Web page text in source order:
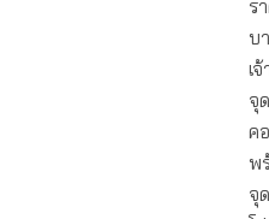
ร
บ
เ
จุ
ค
พ
จุ